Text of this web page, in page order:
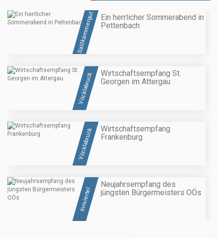
Salzkammergut
Ein herrlicher Sommerabend in
Pettenbach
Vöcklabruck
Wirtschaftsempfang St.
Georgen im Attergau
Vöcklabruck
Wirtschaftsempfang
Frankenburg
Innviertel
Neujahrsempfang des
jüngsten Bürgermeisters OÖs